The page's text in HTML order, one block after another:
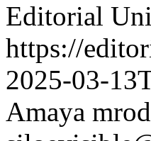
Editorial
https://
2025-03-
Amaya